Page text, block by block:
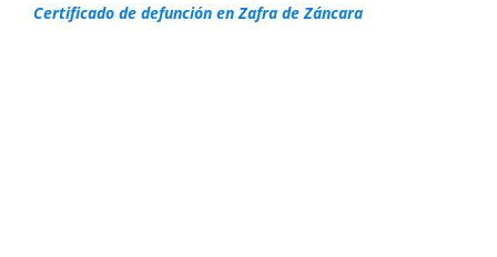
Certificado de defunción en Zafra de Záncara